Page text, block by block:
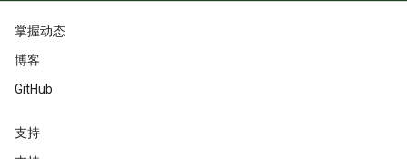
掌握动态
博客
GitHub
支持